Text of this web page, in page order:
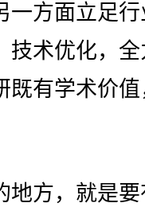
一方面立足
技术优化，
既有学术价
方，就是要